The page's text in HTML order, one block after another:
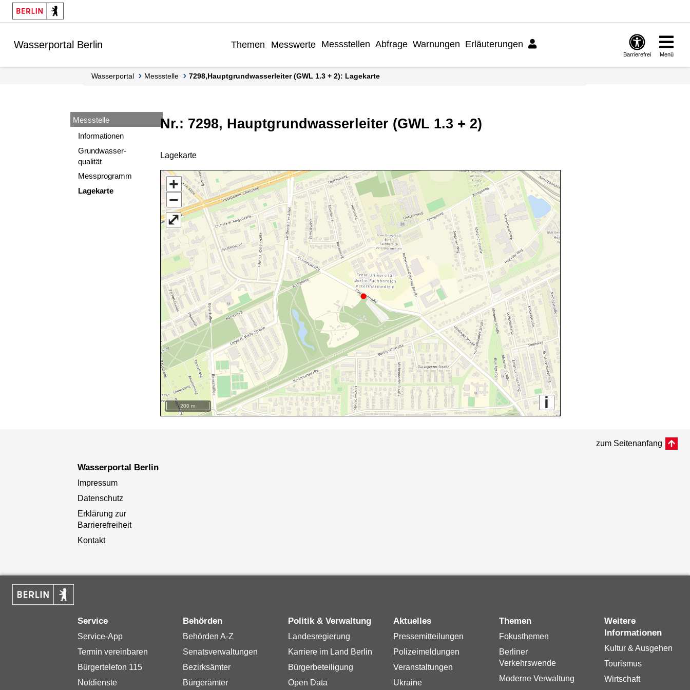
Springe zur Navigation
Springe zum Inhalt
Wasserportal Berlin Themen Messwerte Messstellen Abfrage Warnungen Erläuterungen
Barrierefrei Menü
Wasserportal Messstelle 7298,Hauptgrundwasserleiter (GWL 1.3 + 2): Lagekarte
Messstelle
Informationen
Grundwasser-
qualität
Messprogramm
Lagekarte
Nr.: 7298, Hauptgrundwasserleiter (GWL 1.3 + 2)
Lagekarte
+
−
i
⤢
200 m
zum Seitenanfang
Wasserportal Berlin
Impressum
Datenschutz
Erklärung zur
Barrierefreiheit
Kontakt
Service
Service-App
Termin vereinbaren
Bürgertelefon 115
Notdienste
Behörden
Behörden A-Z
Senatsverwaltungen
Bezirksämter
Bürgerämter
Politik & Verwaltung
Landesregierung
Karriere im Land Berlin
Bürgerbeteiligung
Open Data
Aktuelles
Pressemitteilungen
Polizeimeldungen
Veranstaltungen
Ukraine
Themen
Fokusthemen
Berliner
Verkehrswende
Moderne Verwaltung
Weitere
Informationen
Kultur & Ausgehen
Tourismus
Wirtschaft